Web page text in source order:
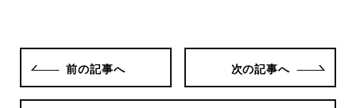
前の記事へ 次の記事へ